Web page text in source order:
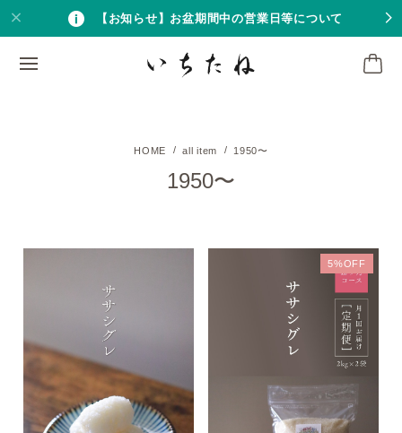
【お知らせ】お盆期間中の営業日等について
all item 1950〜
1950〜
5%OFF